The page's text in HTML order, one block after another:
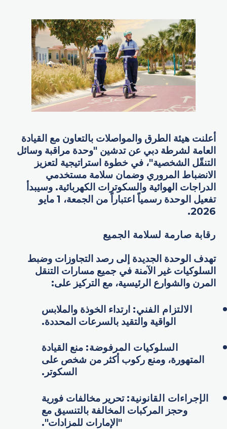
أعلنت هيئة الطرق والمواصلات بالتعاون مع القيادة
العامة لشرطة دبي عن تدشين "وحدة مراقبة وسائل
التنقّل الشخصية"، في خطوة استراتيجية لتعزيز
الانضباط المروري وضمان سلامة مستخدمي
الدراجات الهوائية والسكوترات الكهربائية. وسيبدأ
تفعيل الوحدة رسمياً اعتباراً من الجمعة، 1 مايو
2026.
رقابة صارمة لسلامة الجميع
تهدف الوحدة الجديدة إلى رصد التجاوزات وضبط
السلوكيات غير الآمنة في جميع مسارات التنقل
المرن والشوارع الرئيسية، مع التركيز على:
الالتزام الفني: ارتداء الخوذة والملابس
الواقية والتقيد بالسرعات المحددة.
السلوكيات المرفوضة: منع القيادة
المتهورة، ومنع ركوب أكثر من شخص على
السكوتر.
الإجراءات القانونية: تحرير مخالفات فورية
وحجز المركبات المخالفة بالتنسيق مع
"الإمارات للمزادات".